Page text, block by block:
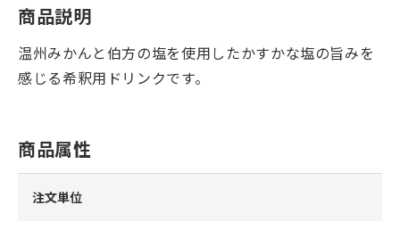
商品説明
温州みかんと伯方の塩を使用したかすかな塩の旨みを
感じる希釈用ドリンクです。
商品属性
注文単位